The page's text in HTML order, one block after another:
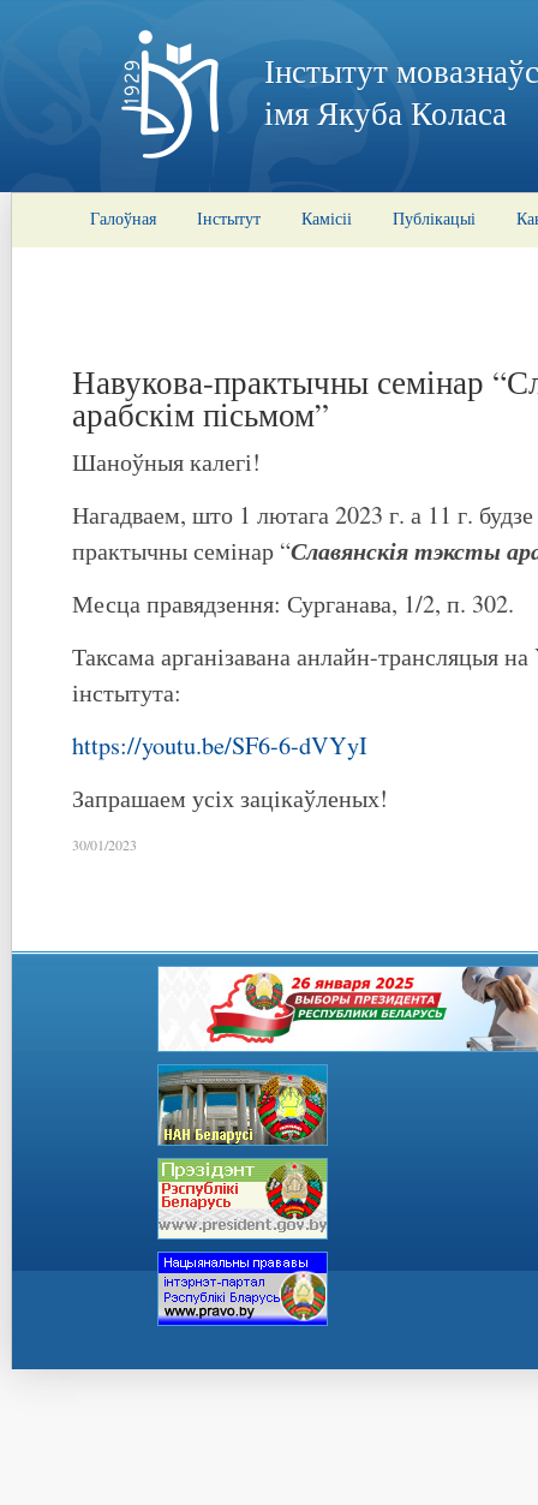
Інстытут
імя Якуба Коласа
Галоўная Інстытут Камісіі Публікацыі
Навукова-практычны семінар
арабскім пісьмом”
Шаноўныя калегі!
Нагадваем, што 1 лютага 2023 г. а 11 г.
практычны семінар “Славянскія тэксты
Месца правядзення: Сурганава, 1/2, п. 302.
Таксама арганізавана анлайн-трансляцыя
інстытута:
https://youtu.be/SF6-6-dVYyI
Запрашаем усіх зацікаўленых!
30/01/2023